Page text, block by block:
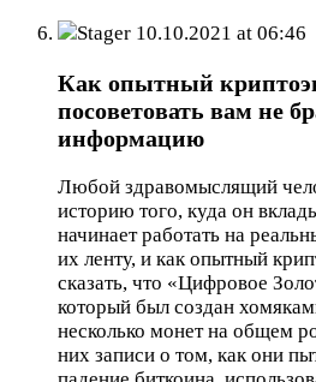
Stager 10.10.2021 at 06:46
Как опытный
посоветовать вам не
информацию
Любой здравомыслящий
историю того, куда он
начинает работать на
их ленту, и как опытный
сказать, что «Цифровое
который был создан
несколько монет на общем
них записи о том, как они